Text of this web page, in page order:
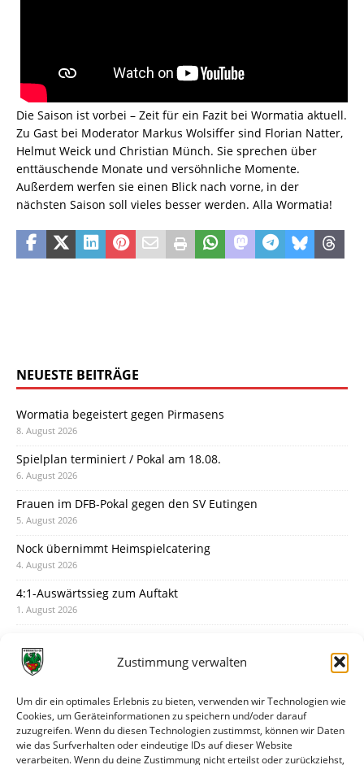
Zustimmung verwalten
Um dir ein optimales Erlebnis zu bieten, verwenden wir Technologien wie
Cookies, um Geräteinformationen zu speichern und/oder darauf
zuzugreifen. Wenn du diesen Technologien zustimmst, können wir Daten
wie das Surfverhalten oder eindeutige IDs auf dieser Website
verarbeiten. Wenn du deine Zustimmung nicht erteilst oder zurückziehst,
Die Saison ist vorbei – Zeit für ein Fazit bei Wormatia aktuell.
Zu Gast bei Moderator Markus Wolsiffer sind Florian Natter,
Helmut Weick und Christian Münch. Sie sprechen über
enttäuschende Monate und versöhnliche Momente.
Außerdem werfen sie einen Blick nach vorne, in der
nächsten Saison soll vieles besser werden. Alla Wormatia!
NEUESTE BEITRÄGE
Wormatia begeistert gegen Pirmasens
8. August 2026
Spielplan terminiert / Pokal am 18.08.
6. August 2026
Frauen im DFB-Pokal gegen den SV Eutingen
5. August 2026
Nock übernimmt Heimspielcatering
4. August 2026
4:1-Auswärtssieg zum Auftakt
1. August 2026
31. Juli 2026
30. Juli 2026
Deine Spielminute: 89+1
28. Juli 2026